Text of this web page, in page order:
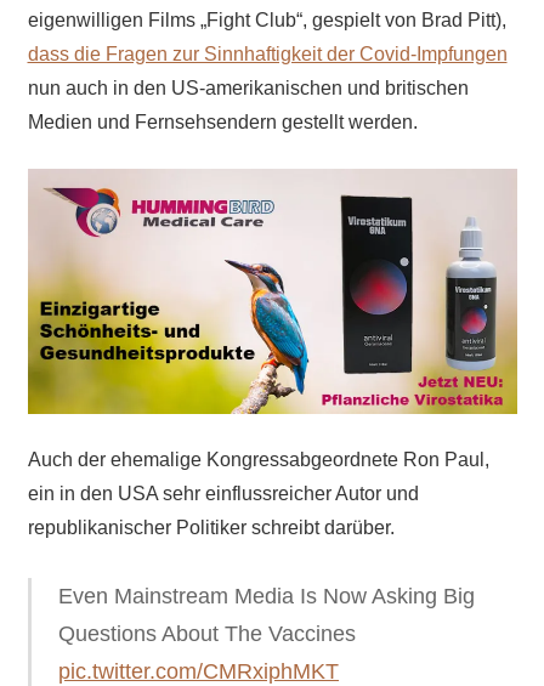
eigenwilligen Films „Fight Club“, gespielt von Brad Pitt),
dass die Fragen zur Sinnhaftigkeit der Covid-Impfungen
nun auch in den US-amerikanischen und britischen
Medien und Fernsehsendern gestellt werden.
Auch der ehemalige Kongressabgeordnete Ron Paul,
ein in den USA sehr einflussreicher Autor und
republikanischer Politiker schreibt darüber.
Even Mainstream Media Is Now Asking Big
Questions About The Vaccines
pic.twitter.com/CMRxiphMKT